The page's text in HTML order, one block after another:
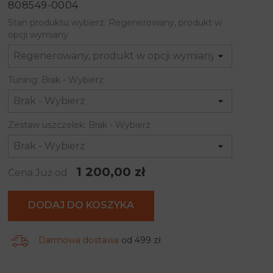
808549-0004
Stan produktu wybierz: Regenerowany, produkt w
opcji wymiany
Tuning: Brak - Wybierz
Zestaw uszczelek: Brak - Wybierz
Cena Już od 1 200,00 zł
DODAJ DO KOSZYKA
Darmowa dostawa od 499 zł